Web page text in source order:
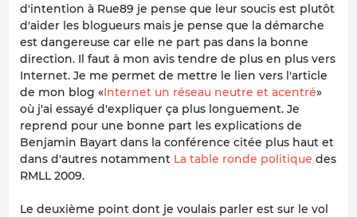
d'intention à Rue89 je pense que leur soucis est plutôt
d'aider les blogueurs mais je pense que la démarche
est dangereuse car elle ne part pas dans la bonne
direction. Il faut à mon avis tendre de plus en plus vers
Internet. Je me permet de mettre le lien vers l'article
de mon blog «Internet un réseau neutre et acentré»
où j'ai essayé d'expliquer ça plus longuement. Je
reprend pour une bonne part les explications de
Benjamin Bayart dans la conférence citée plus haut et
dans d'autres notamment La table ronde politique des
RMLL 2009.
Le deuxième point dont je voulais parler est sur le vol